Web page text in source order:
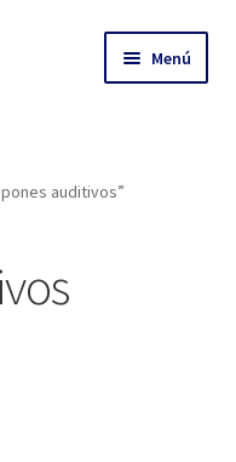
Menú
auditivos”